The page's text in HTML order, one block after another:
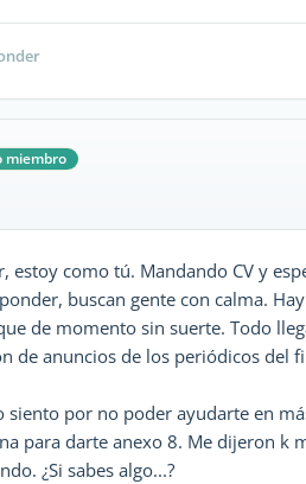
miembro
estoy como tú. Mandando CV y
buscan gente con calma.
de momento sin suerte. Todo
de anuncios de los periódicos del
siento por no poder ayudarte en
para darte anexo 8. Me dijeron k
¿Si sabes algo...?